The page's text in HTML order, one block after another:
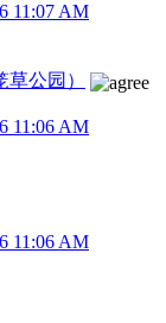
11:07 AM
公园）
11:06 AM
11:06 AM